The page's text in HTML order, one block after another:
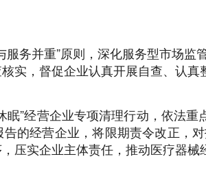
务并重”原则，深化服务型市场
实，督促企业认真开展自查、认真
眠”经营企业专项清理行动，依法
的经营企业，将限期责令改正，
压实企业主体责任，推动医疗器械